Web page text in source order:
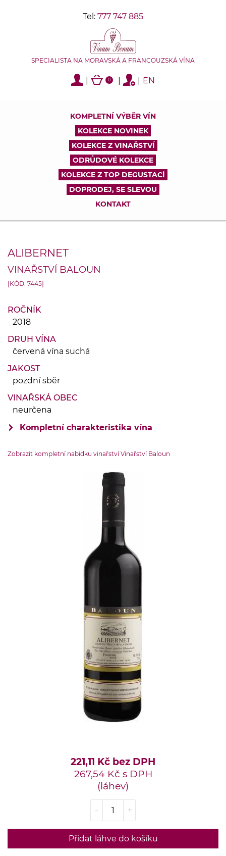
Tel: 777 747 885
SPECIALISTA NA MORAVSKÁ A FRANCOUZSKÁ VÍNA
0 EN
KOMPLETNÍ VÝBĚR VÍN
KOLEKCE NOVINEK
KOLEKCE Z VINAŘSTVÍ
ODRŮDOVÉ KOLEKCE
KOLEKCE Z TOP DEGUSTACÍ
DOPRODEJ, SE SLEVOU
KONTAKT
ALIBERNET
VINAŘSTVÍ BALOUN
[KÓD: 7445]
ROČNÍK
2018
DRUH VÍNA
červená vína suchá
JAKOST
pozdní sběr
VINAŘSKÁ OBEC
neurčena
Kompletní charakteristika vína
neurčena
Zobrazit kompletní nabídku vinařství Vinařství Baloun
221,11 Kč bez DPH
267,54 Kč s DPH
(láhev)
- +
Přidat láhve do košíku